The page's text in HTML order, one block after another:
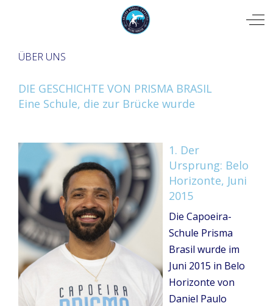
ÜBER UNS
DIE GESCHICHTE VON PRISMA BRASIL
Eine Schule, die zur Brücke wurde
1. Der
Ursprung: Belo
Horizonte, Juni
2015
Die Capoeira-
Schule Prisma
Brasil wurde im
Juni 2015 in Belo
Horizonte von
Daniel Paulo